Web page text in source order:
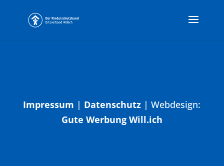
Impressum | Datenschutz | Webdesign:
Gute Werbung Will.ich